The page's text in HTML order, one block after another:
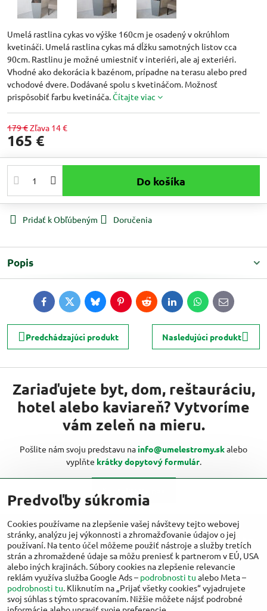
Umelá rastlina cykas vo výške 160cm je osadený v okrúhlom
kvetináči. Umelá rastlina cykas má dĺžku samotných listov cca
90cm. Rastlinu je možné umiestniť v interiéri, ale aj exteriéri.
Vhodné ako dekorácia k bazénom, prípadne na terasu alebo pred
vchodové dvere. Dodávané spolu s kvetináčom. Možnosť
prispôsobiť farbu kvetináča.Čítajte viac
179 €Zľava 14 €
165 €
Do košíka
Pridať k Obľúbeným Doručenia
Popis
FacebookTwitterBlueskyPinterestRedditLinkedInWhatsApp
E-
mail
Predchádzajúci produkt Nasledujúci produkt
Zariaďujete byt, dom, reštauráciu,
hotel alebo kaviareň? Vytvoríme
vám zeleň na mieru.
Pošlite nám svoju predstavu na info@umelestromy.skalebo
vyplňte krátky dopytový formulár.
Viac inšpirácií od umelestromy.sk nájdete
aj na:
Facebook Instagram
Predvoľby súkromia
Cookies používame na zlepšenie vašej návštevy tejto webovej
stránky, analýzu jej výkonnosti a zhromažďovanie údajov o jej
používaní. Na tento účel môžeme použiť nástroje a služby tretích
strán a zhromaždené údaje sa môžu preniesť k partnerom v EÚ, USA
alebo iných krajinách. Súbory cookies na zlepšenie relevancie
reklám využíva služba Google Ads – podrobnosti tu alebo Meta –
podrobnosti tu. Kliknutím na „Prijať všetky cookies“ vyjadrujete
svoj súhlas s týmto spracovaním. Nižšie môžete nájsť podrobné